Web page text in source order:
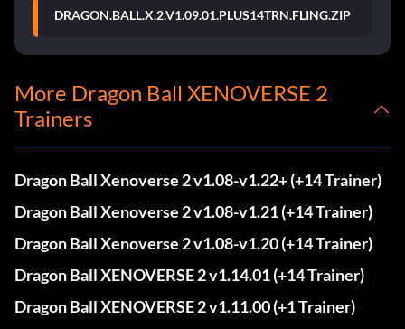
DRAGON.BALL.X.2.V1.09.01.PLUS14TRN.FLING.ZIP
More Dragon Ball XENOVERSE 2
Trainers
Dragon Ball Xenoverse 2 v1.08-v1.22+ (+14 Trainer)
Dragon Ball Xenoverse 2 v1.08-v1.21 (+14 Trainer)
Dragon Ball Xenoverse 2 v1.08-v1.20 (+14 Trainer)
Dragon Ball XENOVERSE 2 v1.14.01 (+14 Trainer)
Dragon Ball XENOVERSE 2 v1.11.00 (+1 Trainer)